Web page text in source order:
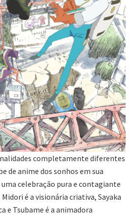
completamente diferentes
de anime dos sonhos em sua
celebração pura e contagiante
é a visionária criativa, Sayaka
e Tsubame é a animadora